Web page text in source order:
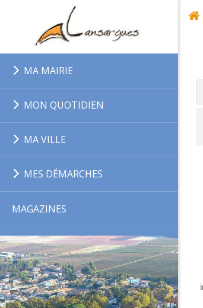
MA MAIRIE
MON QUOTIDIEN
MA VILLE
MES DÉMARCHES
MAGAZINES